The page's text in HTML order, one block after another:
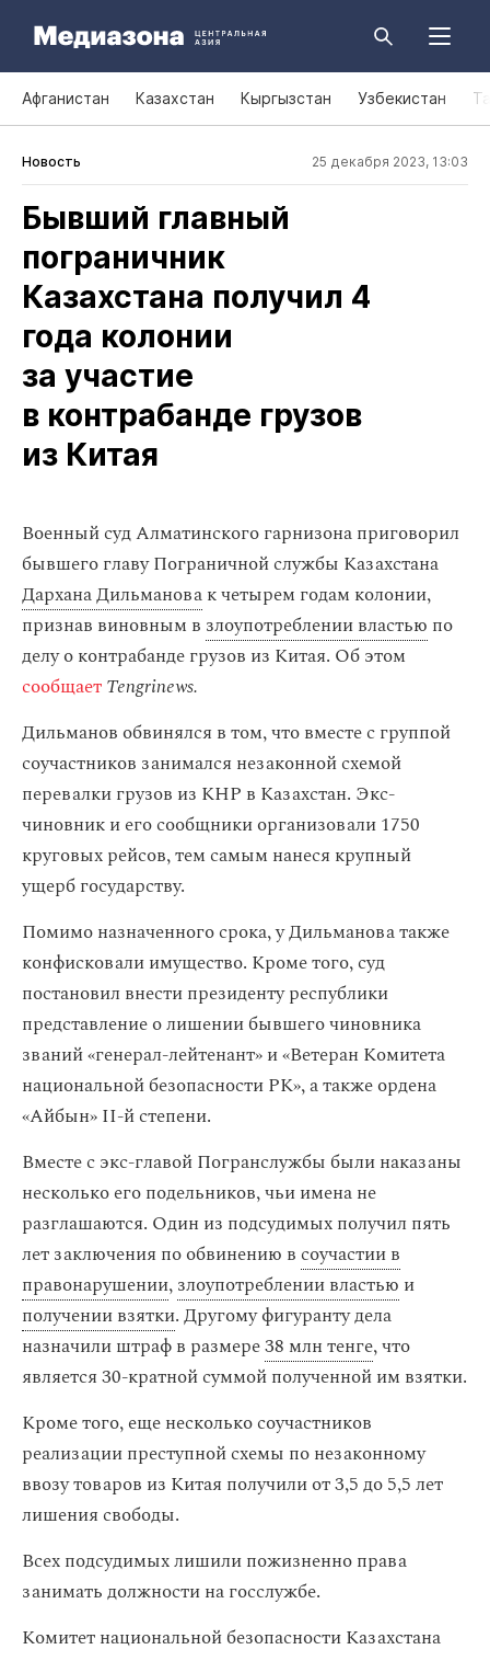
Афганистан Казахстан Кыргызстан Узбекистан
Новость 25 декабря 2023, 13:03
Бывший главный
пограничник
Казахстана получил 4
года колонии
за участие
в контрабанде грузов
из Китая
Военный суд Алматинского гарнизона приговорил
бывшего главу Пограничной службы Казахстана
Дархана Дильмановак четырем годам колонии,
признав виновным в злоупотреблении властью по
делу о контрабанде грузов из Китая. Об этом
сообщаетTengrinews.
Дильманов обвинялся в том, что вместе с группой
соучастников занимался незаконной схемой
перевалки грузов из КНР в Казахстан. Экс-
чиновник и его сообщники организовали 1750
круговых рейсов, тем самым нанеся крупный
ущерб государству.
Помимо назначенного срока, у Дильманова также
конфисковали имущество. Кроме того, суд
постановил внести президенту республики
представление о лишении бывшего чиновника
званий «генерал-лейтенант» и «Ветеран Комитета
национальной безопасности РК», а также ордена
«Айбын» ІІ-й степени.
Вместе с экс-главой Погранслужбы были наказаны
несколько его подельников, чьи имена не
разглашаются. Один из подсудимых получил пять
лет заключения по обвинению всоучастии в
правонарушении,злоупотреблении властью и
получении взятки. Другому фигуранту дела
назначилиштраф в размере38 млн тенге, что
является 30-кратной суммой полученной им взятки.
Кроме того, еще несколько соучастников
реализации преступной схемы по незаконному
ввозу товаров из Китая получили от 3,5 до 5,5 лет
лишения свободы.
Всех подсудимых лишили пожизненно права
занимать должности на госслужбе.
Комитет национальной безопасности Казахстана